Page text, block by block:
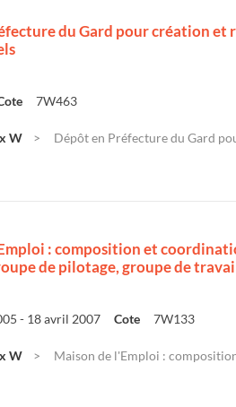
du Gard pour création et
7W463
W Dépôt en Préfecture du Gard
: composition et
de pilotage, groupe de
- 18 avril 2007 Cote 7W133
W Maison de l'Emploi :